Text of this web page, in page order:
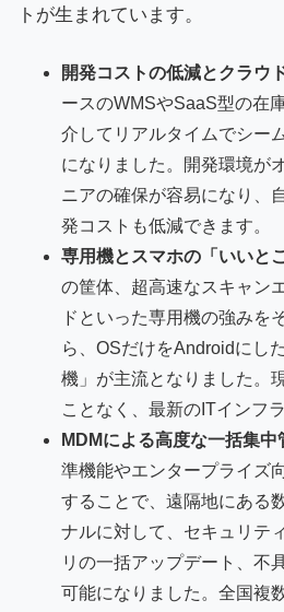
トが生まれています。
開発コストの低減とクラウ
ースのWMSやSaaS型の在
介してリアルタイムでシー
になりました。開発環境が
ニアの確保が容易になり、
発コストも低減できます。
専用機とスマホの「いいと
の筐体、超高速なスキャン
ドといった専用機の強みを
ら、OSだけをAndroidにし
機」が主流となりました。
ことなく、最新のITインフ
MDMによる高度な一括集中
準機能やエンタープライズ
することで、遠隔地にある
ナルに対して、セキュリテ
リの一括アップデート、不
可能になりました。全国複